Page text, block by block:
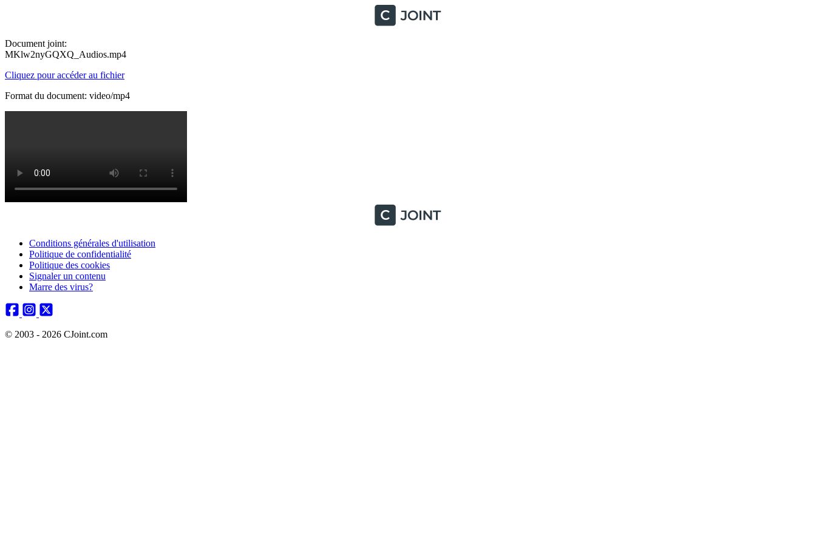
Document joint:
MKlw2nyGQXQ_Audios.mp4
Cliquez pour accéder au fichier
Format du document: video/mp4
Conditions générales d'utilisation
Politique de confidentialité
Politique des cookies
Signaler un contenu
Marre des virus?
© 2003 - 2026 CJoint.com